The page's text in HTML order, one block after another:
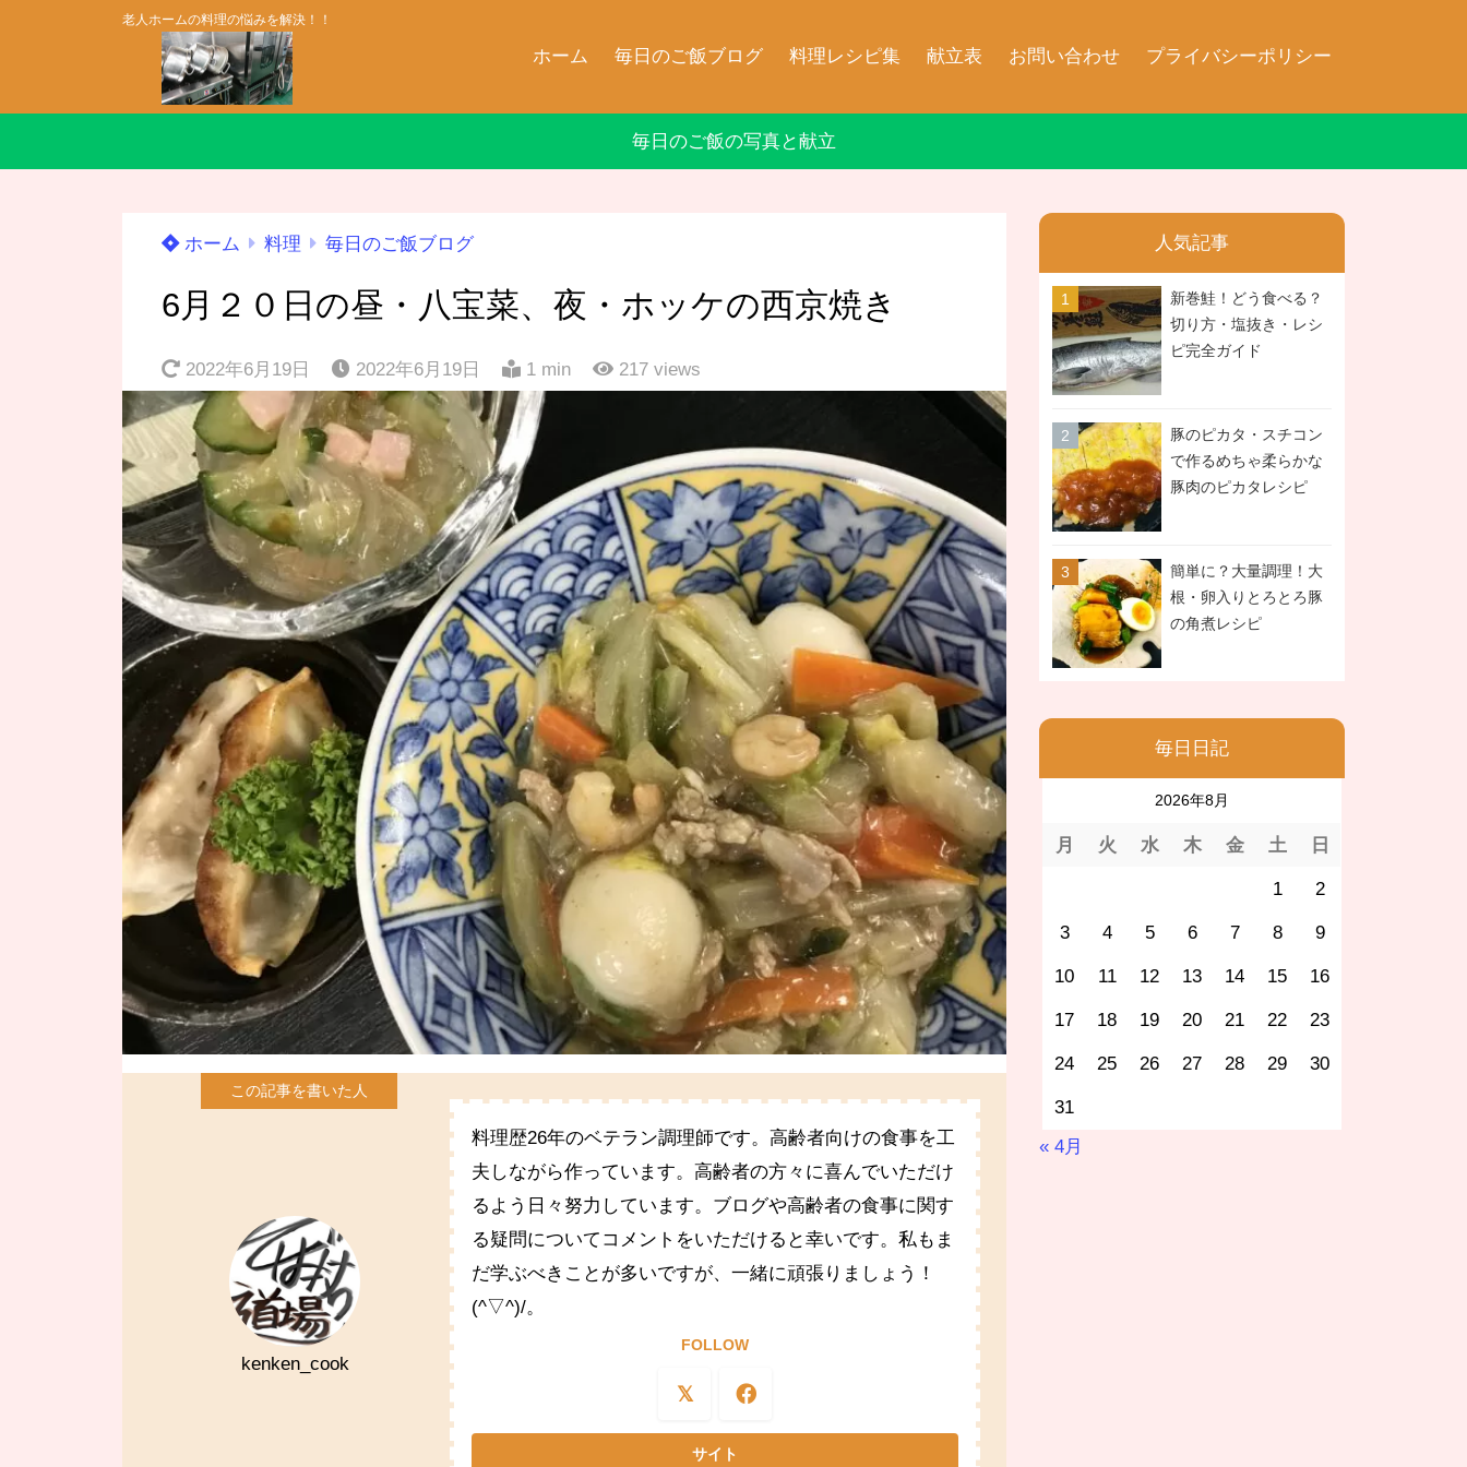
老人ホームの料理の悩みを解決！！
ホーム 毎日のご飯ブログ 料理レシピ集 献立表 お問い合わせ プライバシーポリシー
毎日のご飯の写真と献立
ホーム 料理 毎日のご飯ブログ
6月２０日の昼・八宝菜、夜・ホッケの西京焼き
2022年6月19日 2022年6月19日 1 min 217 views
kenken_cook
料理歴26年のベテラン調理師です。高齢者向けの食事を工
夫しながら作っています。高齢者の方々に喜んでいただけ
るよう日々努力しています。ブログや高齢者の食事に関す
る疑問についてコメントをいただけると幸いです。私もま
だ学ぶべきことが多いですが、一緒に頑張りましょう！
(^▽^)/。
FOLLOW
人気記事
新巻鮭！どう食べる？
切り方・塩抜き・レシ
ピ完全ガイド
豚のピカタ・スチコン
で作るめちゃ柔らかな
豚肉のピカタレシピ
簡単に？大量調理！大
根・卵入りとろとろ豚
の角煮レシピ
毎日日記
2026年8月
月 火 水 木 金 土 日
1 2
3 4 5 6 7 8 9
10 11 12 13 14 15 16
17 18 19 20 21 22 23
24 25 26 27 28 29 30
31
« 4月